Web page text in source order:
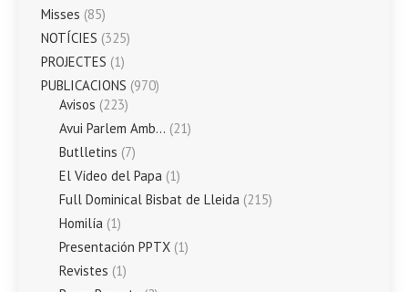
Misses (85)
NOTÍCIES (325)
PROJECTES (1)
PUBLICACIONS (970)
Avisos (223)
Avui Parlem Amb… (21)
Butlletins (7)
El Vídeo del Papa (1)
Full Dominical Bisbat de Lleida (215)
Homilía (1)
Presentación PPTX (1)
Revistes (1)